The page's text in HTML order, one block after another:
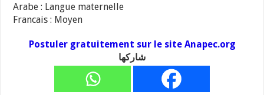
Arabe : Langue maternelle
Francais : Moyen
Postuler gratuitement sur le site Anapec.org
شاركها